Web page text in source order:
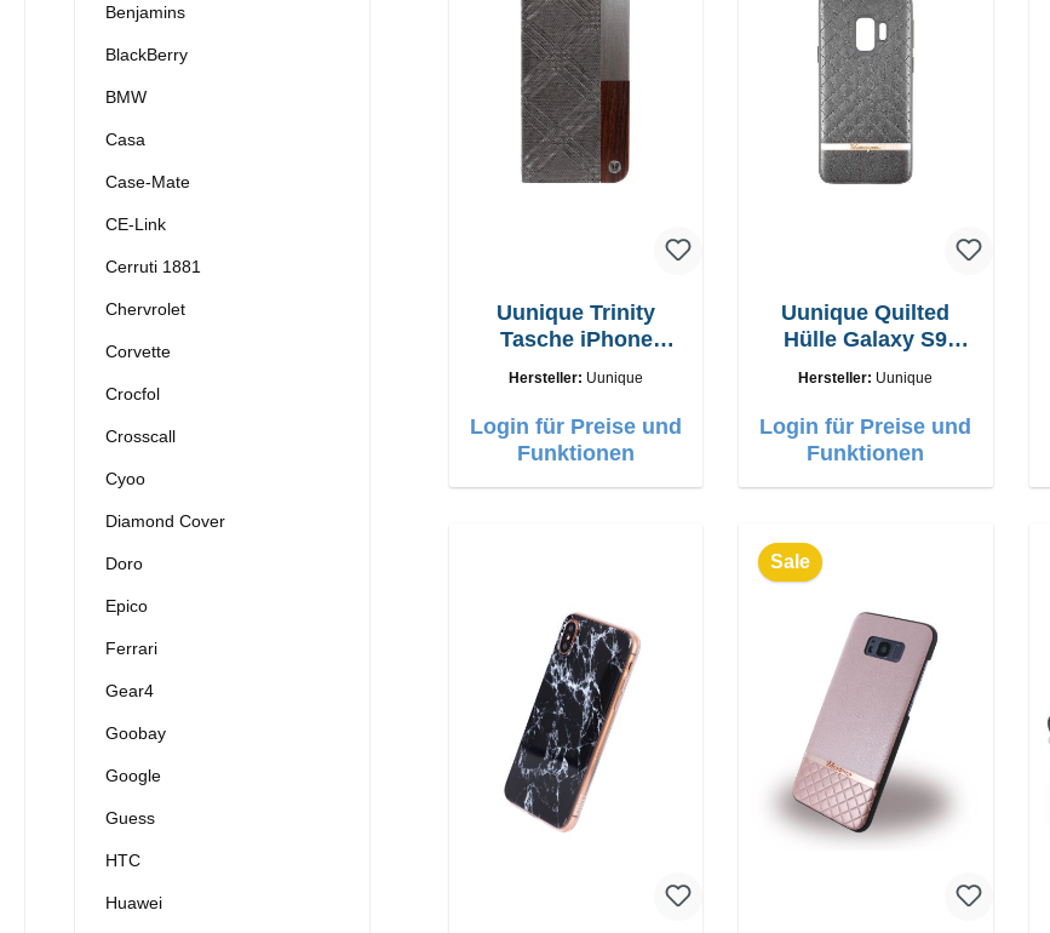
Benjamins
BlackBerry
BMW
Casa
Case-Mate
CE-Link
Cerruti 1881
Chervrolet
Corvette
Crocfol
Crosscall
Cyoo
Diamond Cover
Doro
Epico
Ferrari
Gear4
Goobay
Google
Guess
HTC
Huawei
Uunique Trinity
Tasche iPhone
Hersteller: Uunique
Login für Preise und
Funktionen
Uunique Quilted
Hülle Galaxy S9
Hersteller: Uunique
Login für Preise und
Funktionen
Sale